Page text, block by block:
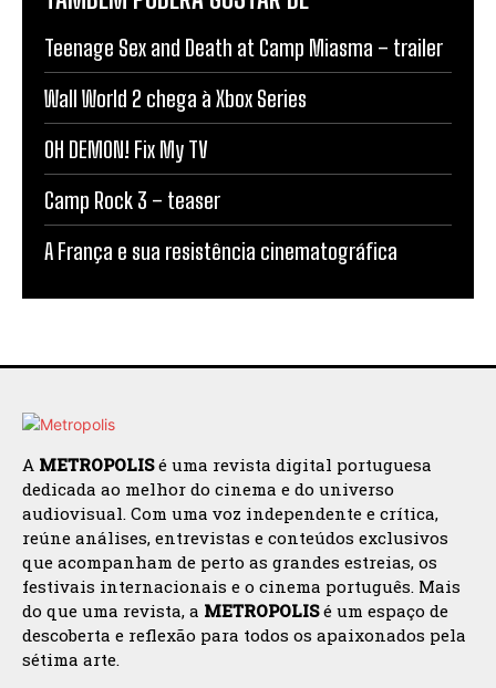
Teenage Sex and Death at Camp Miasma – trailer
Wall World 2 chega à Xbox Series
OH DEMON! Fix My TV
Camp Rock 3 – teaser
A França e sua resistência cinematográfica
A METROPOLISé uma revista digital portuguesa
dedicada ao melhor do cinema e do universo
audiovisual. Com uma voz independente e crítica,
reúne análises, entrevistas e conteúdos exclusivos
que acompanham de perto as grandes estreias, os
festivais internacionais e o cinema português. Mais
do que uma revista, a METROPOLISé um espaço de
descoberta e reflexão para todos os apaixonados pela
sétima arte.